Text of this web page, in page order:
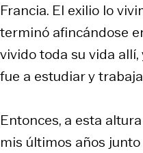
Francia. El exilio lo
terminó afincándose
vivido toda su vida
fue a estudiar y
Entonces, a esta
mis últimos años